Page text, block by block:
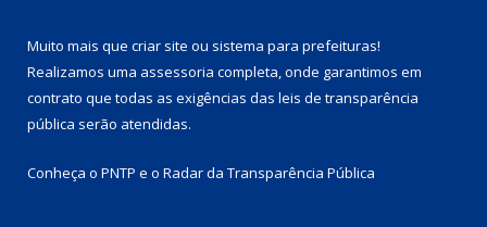
Muito mais que criar site ou sistema para prefeituras!
Realizamos uma assessoria completa, onde garantimos em
contrato que todas as exigências das leis de transparência
pública serão atendidas.
Conheça o PNTP e o Radar da Transparência Pública